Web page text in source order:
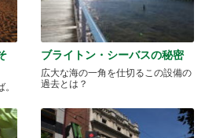
ブライトン・シーバスの秘密
広大な海の一角を仕切るこの設備の
過去とは？